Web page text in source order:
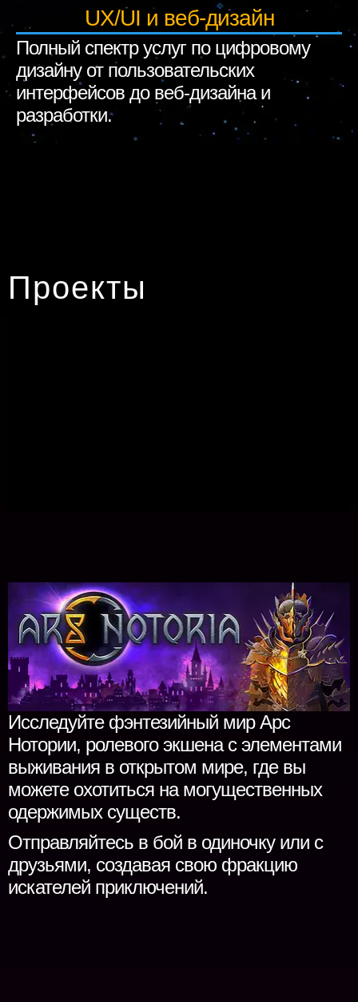
UX/UI и веб-дизайн
Полный спектр услуг по цифровому
дизайну от пользовательских
интерфейсов до веб-дизайна и
разработки.
Проекты
Исследуйте фэнтезийный мир Арс
Нотории, ролевого экшена с элементами
выживания в открытом мире, где вы
можете охотиться на могущественных
одержимых существ.
Отправляйтесь в бой в одиночку или с
друзьями, создавая свою фракцию
искателей приключений.